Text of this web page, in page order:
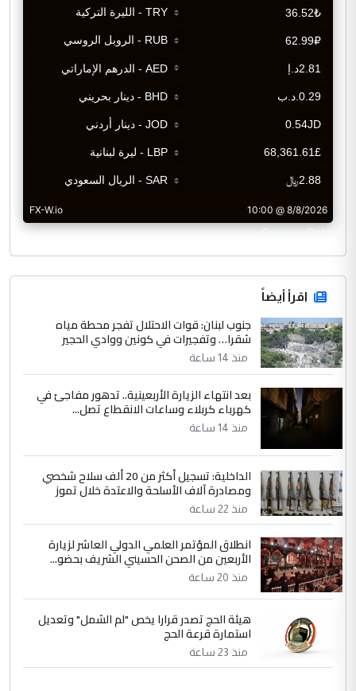
CurrencyRate
اقرأ أيضاً
جنوب لبنان: قوات الاحتلال تفجر محطة مياه
شقرا… وتفجيرات في كونين ووادي الحجير
منذ 14 ساعة
بعد انتهاء الزيارة الأربعينية.. تدهور مفاجئ في
كهرباء كربلاء وساعات الانقطاع تصل...
منذ 14 ساعة
الداخلية: تسجيل أكثر من 20 ألف سلاح شخصي
ومصادرة آلاف الأسلحة والاعتدة خلال تموز
منذ 22 ساعة
انطلاق المؤتمر العلمي الدولي العاشر لزيارة
الأربعين من الصحن الحسيني الشريف بحضو...
منذ 20 ساعة
هيئة الحج تصدر قرارا يخص "لم الشمل" وتعديل
استمارة قرعة الحج
منذ 23 ساعة